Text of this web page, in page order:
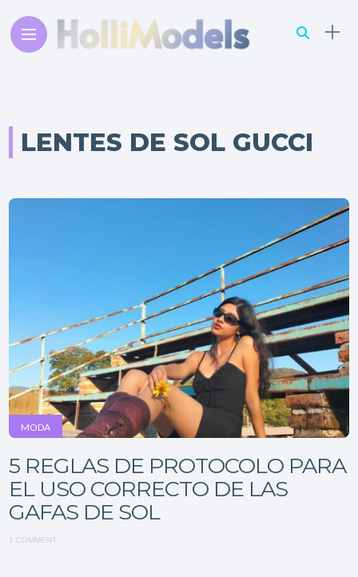
LENTES DE SOL GUCCI
MODA
5 REGLAS DE PROTOCOLO PARA
EL USO CORRECTO DE LAS
GAFAS DE SOL
1 COMMENT